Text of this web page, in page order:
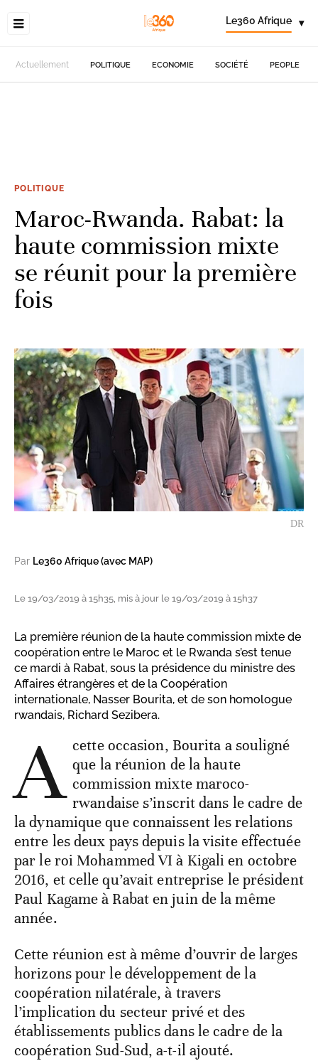
Le360 Afrique ▾
Actuellement POLITIQUE ECONOMIE SOCIÉTÉ PEOPLE
POLITIQUE
Maroc-Rwanda. Rabat: la
haute commission mixte
se réunit pour la première
fois
DR
Par Le360 Afrique (avec MAP)
Le 19/03/2019 à 15h35, mis à jour le 19/03/2019 à 15h37
La première réunion de la haute commission mixte de
coopération entre le Maroc et le Rwanda s’est tenue
ce mardi à Rabat, sous la présidence du ministre des
Affaires étrangères et de la Coopération
internationale, Nasser Bourita, et de son homologue
rwandais, Richard Sezibera.
A cette occasion, Bourita a souligné
que la réunion de la haute
commission mixte maroco-
rwandaise s’inscrit dans le cadre de
la dynamique que connaissent les relations
entre les deux pays depuis la visite effectuée
par le roi Mohammed VI à Kigali en octobre
2016, et celle qu’avait entreprise le président
Paul Kagame à Rabat en juin de la même
année.
Cette réunion est à même d’ouvrir de larges
horizons pour le développement de la
coopération nilatérale, à travers
l’implication du secteur privé et des
établissements publics dans le cadre de la
coopération Sud-Sud, a-t-il ajouté.